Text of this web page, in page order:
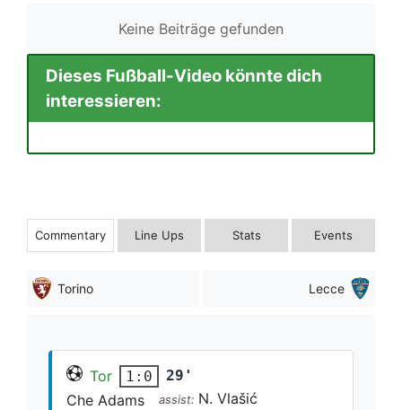
Keine Beiträge gefunden
Dieses Fußball-Video könnte dich
interessieren:
Commentary Line Ups Stats Events
Torino Lecce
Tor 1:0 29'
Che Adams assist: N. Vlašić